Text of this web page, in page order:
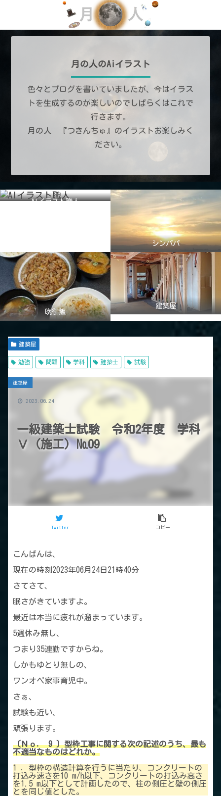
月の人のAiイラスト
色々とブログを書いていましたが、今はイラス
トを生成するのが楽しいのでしばらくはこれで
行きます。
月の人 『つきんちゅ』のイラストお楽しみく
ださい。
AIイラスト職人
シンパパ
晩御飯
建築屋
建築屋
勉強 問題 学科 建築士 試験
一級建築士試験 令和2年度 学科
Ⅴ（施工）№09
建築屋
Twitter コピー
2023.06.24
こんばんは、
現在の時刻2023年06月24日21時40分
さてさて、
眠さがきていますよ。
最近は本当に疲れが溜まっています。
5週休み無し、
つまり35連勤ですからね。
しかもゆとり無しの、
ワンオペ家事育児中。
さぁ、
試験も近い、
頑張ります。
〔Ｎｏ． 9 〕型枠工事に関する次の記述のうち、最も
不適当なものはどれか。
1 ．型枠の構造計算を行うに当たり、コンクリートの
打込み速さを10 m/h以下、コンクリートの打込み高さ
を1.5 m以下として計画したので、柱の側圧と壁の側圧
とを同じ値とした。